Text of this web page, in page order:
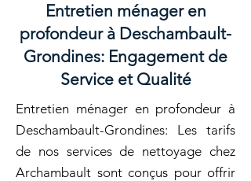
Entretien ménager en
profondeur à Deschambault-
Grondines: Engagement de
Service et Qualité
Entretien ménager en profondeur à
Deschambault-Grondines: Les tarifs
de nos services de nettoyage chez
Archambault sont conçus pour offrir